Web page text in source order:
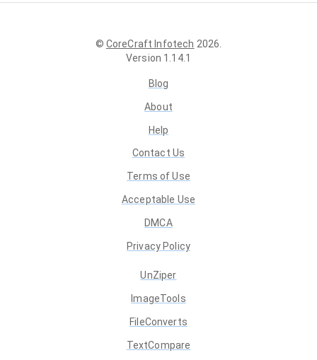
© CoreCraft Infotech 2026
Version 1.14.1
Blog
About
Help
Contact Us
Terms of Use
Acceptable Use
DMCA
Privacy Policy
UnZiper
ImageTools
FileConverts
TextCompare